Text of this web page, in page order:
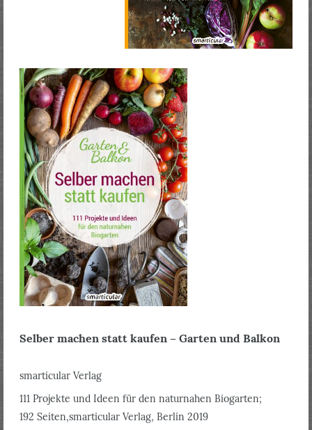
Selber machen statt kaufen – Garten und Balkon
smarticular Verlag
111 Projekte und Ideen für den naturnahen Biogarten;
192 Seiten,smarticular Verlag, Berlin 2019